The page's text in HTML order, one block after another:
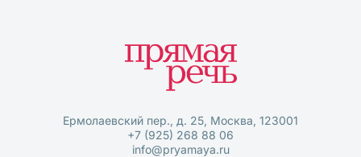
Ермолаевский пер., д. 25, Москва, 123001
+7 (925) 268 88 06
info@pryamaya.ru